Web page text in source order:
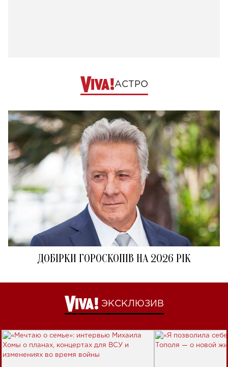
АСТРО
ДОБІРКИ ГОРОСКОПІВ НА 2026 РІК
ЭКСКЛЮЗИВ